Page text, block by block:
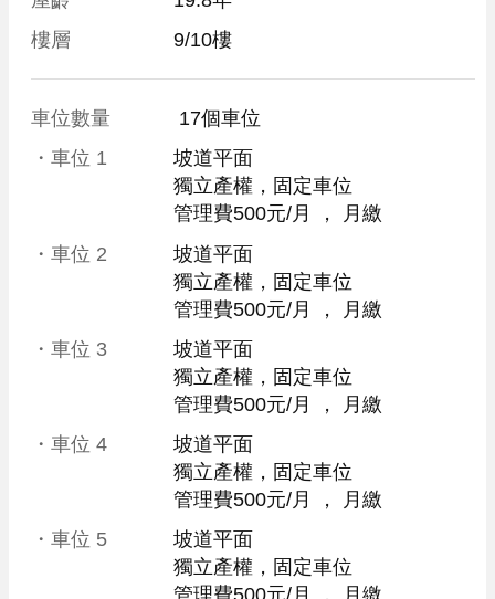
樓層
9/10樓
車位數量
17個車位
・車位 1
坡道平面
獨立產權，固定車位
管理費500元/月
，
月繳
・車位 2
坡道平面
獨立產權，固定車位
管理費500元/月
，
月繳
・車位 3
坡道平面
獨立產權，固定車位
管理費500元/月
，
月繳
・車位 4
坡道平面
獨立產權，固定車位
管理費500元/月
，
月繳
・車位 5
坡道平面
獨立產權，固定車位